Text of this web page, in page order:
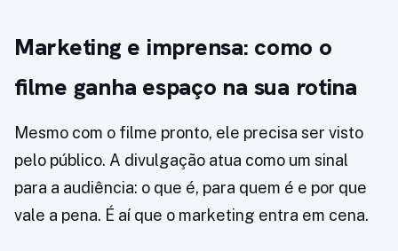
Marketing e imprensa: como o
filme ganha espaço na sua rotina
Mesmo com o filme pronto, ele precisa ser visto
pelo público. A divulgação atua como um sinal
para a audiência: o que é, para quem é e por que
vale a pena. É aí que o marketing entra em cena.